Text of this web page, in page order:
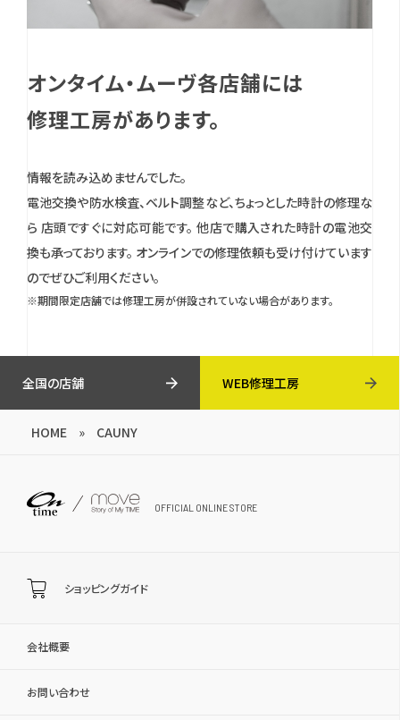
オンタイム・ムーヴ各店舗には
修理工房があります。
情報を読み込めませんでした。
電池交換や防水検査、ベルト調整など、ちょっとした時計の修理な
ら 店頭ですぐに対応可能です。 他店で購入された時計の電池交
換も承っております。 オンラインでの修理依頼も受け付けています
のでぜひご利用ください。
※期間限定店舗では修理工房が併設されていない場合があります。
全国の店舗 WEB修理工房
HOME » CAUNY
OFFICIAL ONLINE STORE
会社概要
お問い合わせ
ショッピングガイド